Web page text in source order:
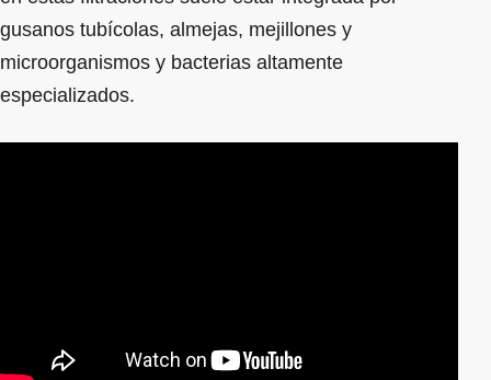
gusanos tubícolas, almejas, mejillones y
microorganismos y bacterias altamente
especializados.